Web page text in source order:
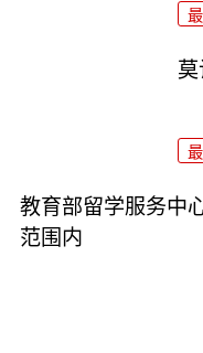
莫
教育部留学服务中
范围内